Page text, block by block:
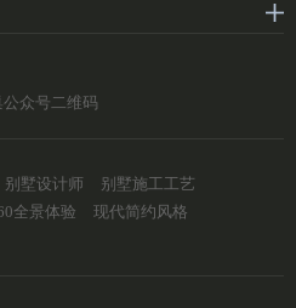
公众号二维码
别墅设计师
别墅施工工艺
全景体验
现代简约风格